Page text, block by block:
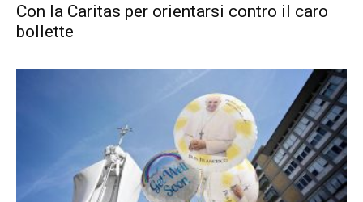
Con la Caritas per orientarsi contro il caro
bollette